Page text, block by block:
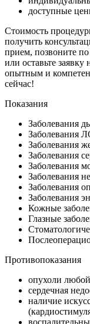
доступные
Стоимость
получить
прием, позвоните
или оставьте заявку
опытным и
сейчас!
Показания
Заболевания
Заболевания
Заболевания
Заболевания
Заболевания
Заболевания
Заболевания
Заболевания
Кожные
Глазные
Противопоказания
опухоли
сердечная
наличие